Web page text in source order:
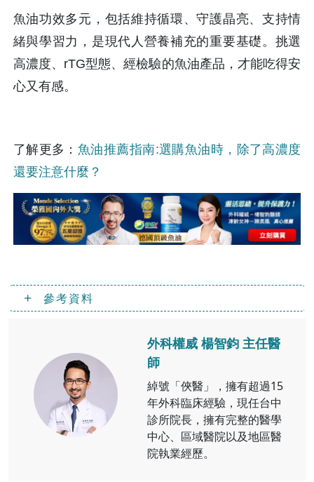
魚油功效多元，包括維持循環、守護晶亮、支持情
緒與學習力，是現代人營養補充的重要基礎。挑選
高濃度、rTG型態、經檢驗的魚油產品，才能吃得安
心又有感。
了解更多： 魚油推薦指南:選購魚油時，除了高濃度
還要注意什麼？
參考資料
外科權威 楊智鈞 主任醫
師
綽號「俠醫」，擁有超過15
年外科臨床經驗，現任台中
診所院長，擁有完整的醫學
中心、區域醫院以及地區醫
院執業經歷。